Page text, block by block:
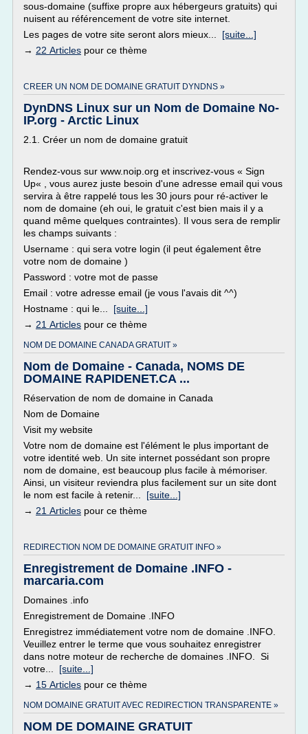
sous-domaine (suffixe propre aux hébergeurs gratuits) qui
nuisent au référencement de votre site internet.
Les pages de votre site seront alors mieux... [suite...]
→ 22 Articles pour ce thème
CREER UN NOM DE DOMAINE GRATUIT DYNDNS »
DynDNS Linux sur un Nom de Domaine No-
IP.org - Arctic Linux
2.1. Créer un nom de domaine gratuit
Rendez-vous sur www.noip.org et inscrivez-vous « Sign
Up« , vous aurez juste besoin d'une adresse email qui vous
servira à être rappelé tous les 30 jours pour ré-activer le
nom de domaine (eh oui, le gratuit c'est bien mais il y a
quand même quelques contraintes). Il vous sera de remplir
les champs suivants :
Username : qui sera votre login (il peut également être
votre nom de domaine )
Password : votre mot de passe
Email : votre adresse email (je vous l'avais dit ^^)
Hostname : qui le... [suite...]
→ 21 Articles pour ce thème
NOM DE DOMAINE CANADA GRATUIT »
Nom de Domaine - Canada, NOMS DE
DOMAINE RAPIDENET.CA ...
Réservation de nom de domaine in Canada
Nom de Domaine
Visit my website
Votre nom de domaine est l'élément le plus important de
votre identité web. Un site internet possédant son propre
nom de domaine, est beaucoup plus facile à mémoriser.
Ainsi, un visiteur reviendra plus facilement sur un site dont
le nom est facile à retenir... [suite...]
→ 21 Articles pour ce thème
REDIRECTION NOM DE DOMAINE GRATUIT INFO »
Enregistrement de Domaine .INFO -
marcaria.com
Domaines .info
Enregistrement de Domaine .INFO
Enregistrez immédiatement votre nom de domaine .INFO.
Veuillez entrer le terme que vous souhaitez enregistrer
dans notre moteur de recherche de domaines .INFO. Si
votre... [suite...]
→ 15 Articles pour ce thème
NOM DOMAINE GRATUIT AVEC REDIRECTION TRANSPARENTE »
NOM DE DOMAINE GRATUIT